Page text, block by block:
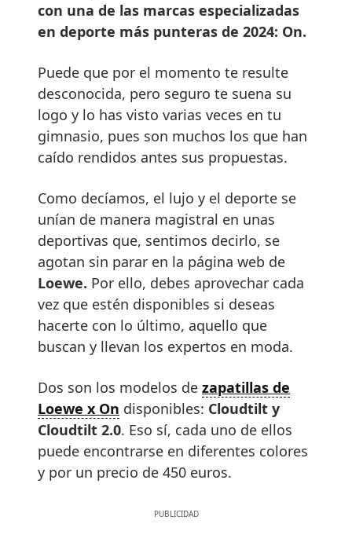
con una de las marcas especializadas
en deporte más punteras de 2024: On.
Puede que por el momento te resulte
desconocida, pero seguro te suena su
logo y lo has visto varias veces en tu
gimnasio, pues son muchos los que han
caído rendidos antes sus propuestas.
Como decíamos, el lujo y el deporte se
unían de manera magistral en unas
deportivas que, sentimos decirlo, se
agotan sin parar en la página web de
Loewe. Por ello, debes aprovechar cada
vez que estén disponibles si deseas
hacerte con lo último, aquello que
buscan y llevan los expertos en moda.
Dos son los modelos de zapatillas de
Loewe x On disponibles: Cloudtilt y
Cloudtilt 2.0. Eso sí, cada uno de ellos
puede encontrarse en diferentes colores
y por un precio de 450 euros.